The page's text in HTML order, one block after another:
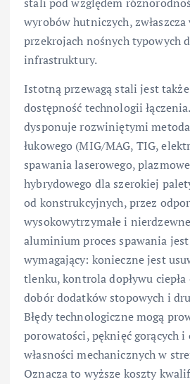
wyrobów hutniczych, zwłaszcza
przekrojach nośnych typowych
infrastruktury.
Istotną przewagą stali jest
dostępność technologii
dysponuje rozwiniętymi
łukowego (MIG/MAG, TIG,
spawania laserowego,
hybrydowego dla szerokiej
od konstrukcyjnych, przez
wysokowytrzymałe i
aluminium proces spawania
wymagający: konieczne jest
tlenku, kontrola dopływu
dobór dodatków stopowych i
Błędy technologiczne mogą
porowatości, pęknięć gorących
własności mechanicznych w
Oznacza to wyższe koszty